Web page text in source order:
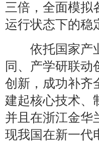
三倍，全面模拟
运行状态下的稳
依托国家产业
同、产学研联
创新，成功补齐
建起核心技术、
并且在浙江金华
现我国在新一代